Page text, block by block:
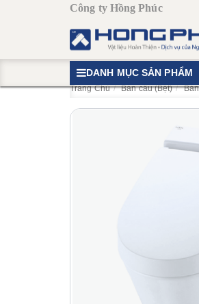
Công ty Hồng Phúc
DANH MỤC SẢN PHẨM
Trang Chủ Bàn cầu (Bệt)